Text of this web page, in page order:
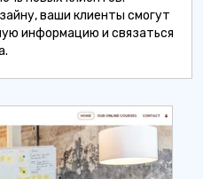
ваши клиенты смогут
информацию и связаться